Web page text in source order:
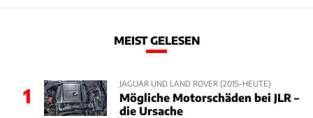
MEIST GELESEN
1
JAGUAR UND LAND ROVER (2015–HEUTE)
Mögliche Motorschäden bei JLR –
die Ursache